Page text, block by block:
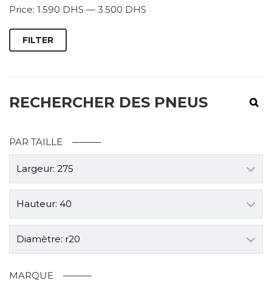
FILTER
Price: 1.590 DHS — 3.500 DHS
RECHERCHER DES PNEUS
PAR TAILLE
Largeur: 275
Hauteur: 40
Diamètre: r20
MARQUE